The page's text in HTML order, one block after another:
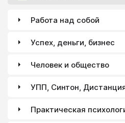
Работа над собой
Успех, деньги, бизнес
Человек и общество
УПП, Синтон,
Практическая